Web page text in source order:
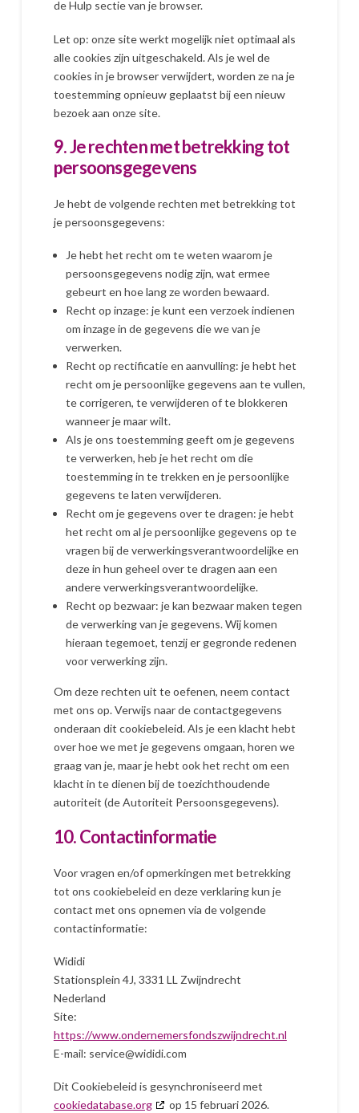
de Hulp sectie van je browser.
Let op: onze site werkt mogelijk niet optimaal als
alle cookies zijn uitgeschakeld. Als je wel de
cookies in je browser verwijdert, worden ze na je
toestemming opnieuw geplaatst bij een nieuw
bezoek aan onze site.
9. Je rechten met betrekking tot
persoonsgegevens
Je hebt de volgende rechten met betrekking tot
je persoonsgegevens:
Je hebt het recht om te weten waarom je
persoonsgegevens nodig zijn, wat ermee
gebeurt en hoe lang ze worden bewaard.
Recht op inzage: je kunt een verzoek indienen
om inzage in de gegevens die we van je
verwerken.
Recht op rectificatie en aanvulling: je hebt het
recht om je persoonlijke gegevens aan te vullen,
te corrigeren, te verwijderen of te blokkeren
wanneer je maar wilt.
Als je ons toestemming geeft om je gegevens
te verwerken, heb je het recht om die
toestemming in te trekken en je persoonlijke
gegevens te laten verwijderen.
Recht om je gegevens over te dragen: je hebt
het recht om al je persoonlijke gegevens op te
vragen bij de verwerkingsverantwoordelijke en
deze in hun geheel over te dragen aan een
andere verwerkingsverantwoordelijke.
Recht op bezwaar: je kan bezwaar maken tegen
de verwerking van je gegevens. Wij komen
hieraan tegemoet, tenzij er gegronde redenen
voor verwerking zijn.
Om deze rechten uit te oefenen, neem contact
met ons op. Verwijs naar de contactgegevens
onderaan dit cookiebeleid. Als je een klacht hebt
over hoe we met je gegevens omgaan, horen we
graag van je, maar je hebt ook het recht om een
klacht in te dienen bij de toezichthoudende
autoriteit (de Autoriteit Persoonsgegevens).
10. Contactinformatie
Voor vragen en/of opmerkingen met betrekking
tot ons cookiebeleid en deze verklaring kun je
contact met ons opnemen via de volgende
contactinformatie:
Wididi
Stationsplein 4J, 3331 LL Zwijndrecht
Nederland
Site:
https://www.ondernemersfondszwijndrecht.nl
E-mail: service@wididi.com
Dit Cookiebeleid is gesynchroniseerd met
cookiedatabase.org
op 15 februari 2026.